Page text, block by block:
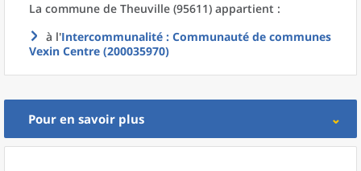
La commune de Theuville (95611) appartient :
à l'Intercommunalité : Communauté de communes
Vexin Centre (200035970)
Pour en savoir plus